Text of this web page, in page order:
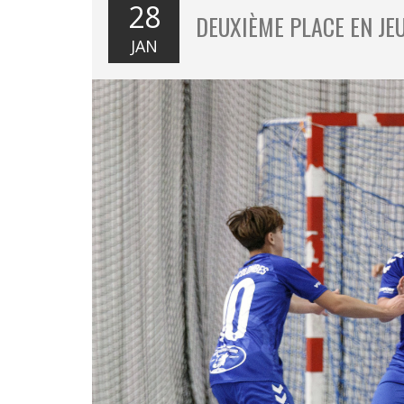
28
JAN
DEUXIÈME PLACE EN